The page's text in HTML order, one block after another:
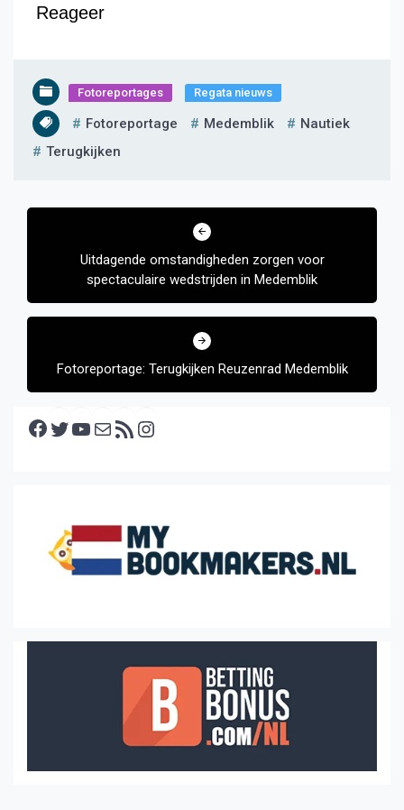
Reageer
Fotoreportages Regata nieuws
Fotoreportage Medemblik
Nautiek
Terugkijken
Bericht
Uitdagende omstandigheden zorgen voor
spectaculaire wedstrijden in Medemblik
Fotoreportage: Terugkijken Reuzenrad Medemblik
Facebook Twitter YouTube E-mail RSS feed